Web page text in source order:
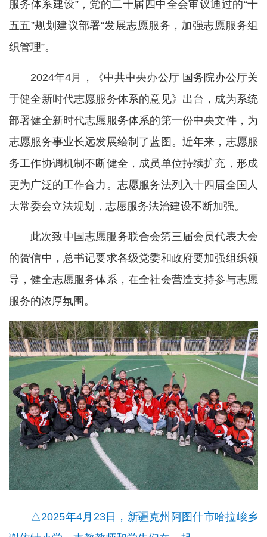
服务体系建设”，党的二十届四中全会审议通过的“十
五五”规划建议部署“发展志愿服务，加强志愿服务组
织管理”。
2024年4月，《中共中央办公厅 国务院办公厅关
于健全新时代志愿服务体系的意见》出台，成为系统
部署健全新时代志愿服务体系的第一份中央文件，为
志愿服务事业长远发展绘制了蓝图。近年来，志愿服
务工作协调机制不断健全，成员单位持续扩充，形成
更为广泛的工作合力。志愿服务法列入十四届全国人
大常委会立法规划，志愿服务法治建设不断加强。
此次致中国志愿服务联合会第三届会员代表大会
的贺信中，总书记要求各级党委和政府要加强组织领
导，健全志愿服务体系，在全社会营造支持参与志愿
服务的浓厚氛围。
△2025年4月23日，新疆克州阿图什市哈拉峻乡